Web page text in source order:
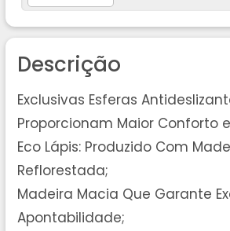
Descrição
Exclusivas Esferas
Proporcionam Maior Conforto
Eco Lápis: Produzido Com
Reflorestada;
Madeira Macia Que Garante
Apontabilidade;